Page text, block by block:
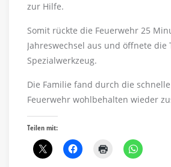
zur Hilfe.
Somit rückte die Feuerwehr 25
Jahreswechsel aus und öffnete die
Spezialwerkzeug.
Die Familie fand durch die
Feuerwehr wohlbehalten wieder
Teilen mit: